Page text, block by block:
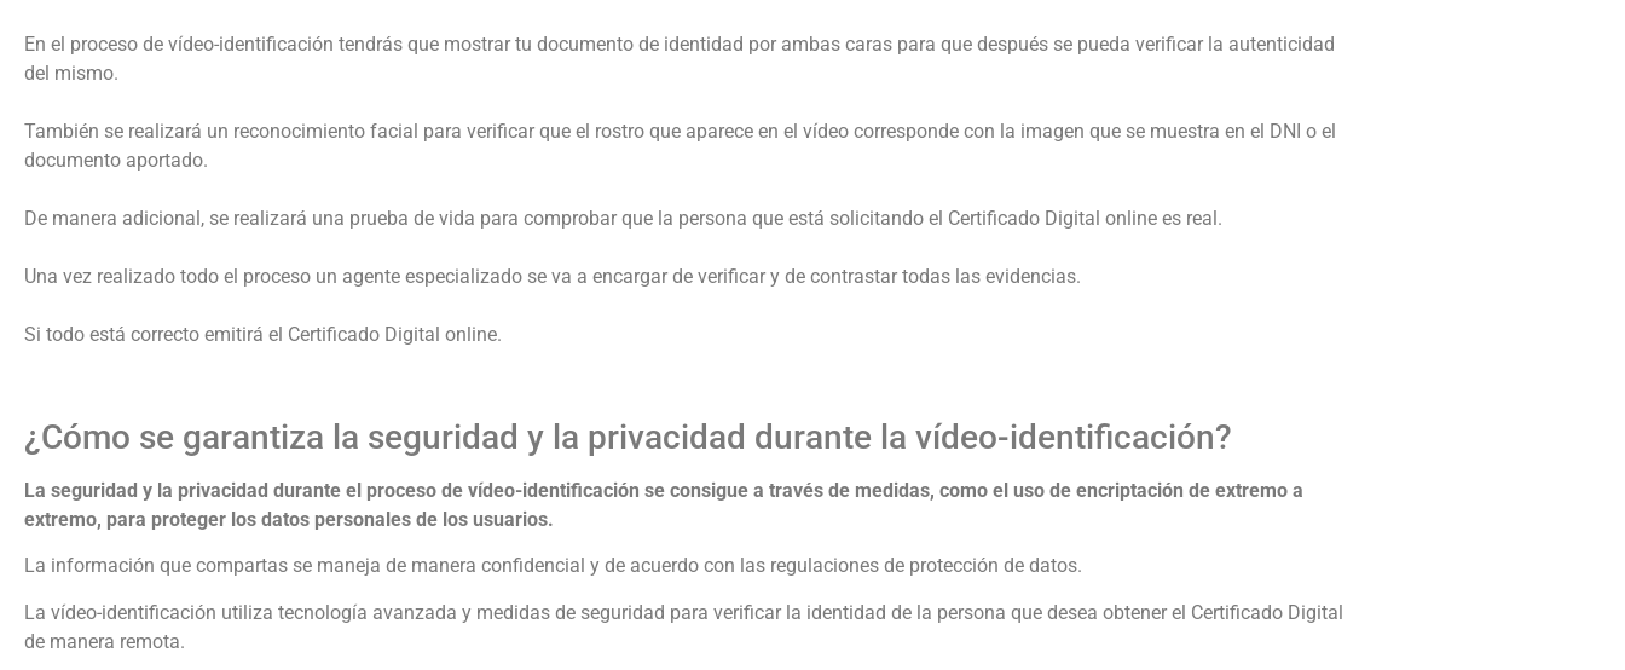
En el proceso de vídeo-identificación tendrás que mostrar tu documento de identidad por ambas caras para que después se pueda verificar la autenticidad
del mismo.
También se realizará un reconocimiento facial para verificar que el rostro que aparece en el vídeo corresponde con la imagen que se muestra en el DNI o el
documento aportado.
De manera adicional, se realizará una prueba de vida para comprobar que la persona que está solicitando el Certificado Digital online es real.
Una vez realizado todo el proceso un agente especializado se va a encargar de verificar y de contrastar todas las evidencias.
Si todo está correcto emitirá el Certificado Digital online.
¿Cómo se garantiza la seguridad y la privacidad durante la vídeo-identificación?
La seguridad y la privacidad durante el proceso de vídeo-identificación se consigue a través de medidas, como el uso de encriptación de extremo a
extremo, para proteger los datos personales de los usuarios.
La información que compartas se maneja de manera confidencial y de acuerdo con las regulaciones de protección de datos.
La vídeo-identificación utiliza tecnología avanzada y medidas de seguridad para verificar la identidad de la persona que desea obtener el Certificado Digital
de manera remota.